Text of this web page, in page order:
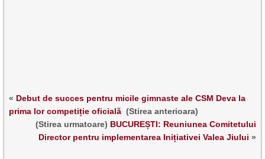
« Debut de succes pentru micile gimnaste ale CSM Deva la
prima lor competiție oficială (Stirea anterioara)
(Stirea urmatoare) BUCUREȘTI: Reuniunea Comitetului
Director pentru implementarea Inițiativei Valea Jiului »